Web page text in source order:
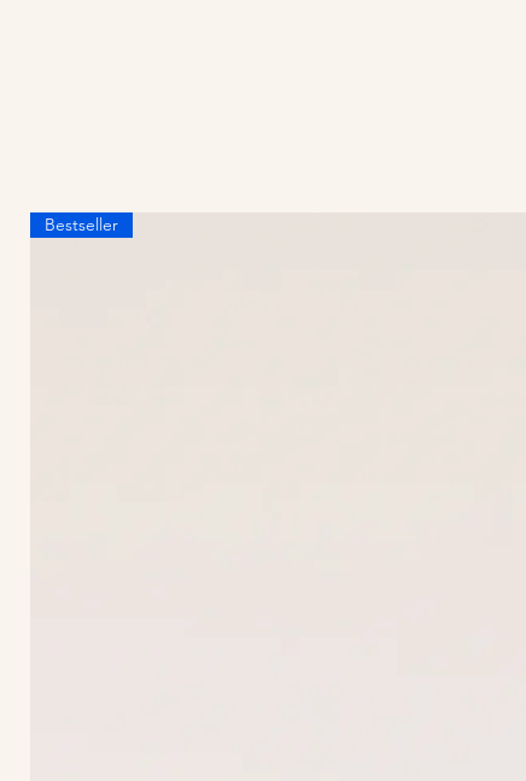
Bestseller